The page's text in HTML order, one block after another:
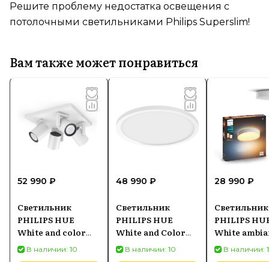
Решите проблему недостатка освещения с
потолочными светильниками Philips Superslim!
Вам также может понравиться
52 990 ₽
Светильник
PHILIPS HUE
White and color
ambiance Argenta
5062431P7, белый
В наличии: 10
48 990 ₽
Светильник
PHILIPS HUE
White and Color
Ambiance Surimu
929003598101,
В наличии: 10
28 990 ₽
Светильник
PHILIPS
White
Devere M
В наличии: